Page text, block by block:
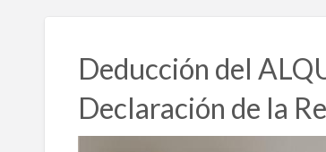
Deducción del
Declaración de la